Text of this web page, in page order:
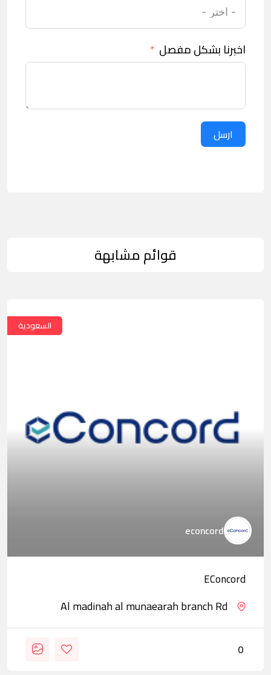
اخبرنا بشكل مفصل
ارسل
قوائم مشابهة
السعودية
econcord
EConcord
Al madinah al munaearah branch Rd
0